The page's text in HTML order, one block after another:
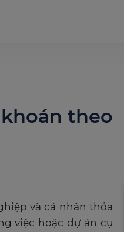
theo
và cá nhân thỏa
việc hoặc dự án cụ